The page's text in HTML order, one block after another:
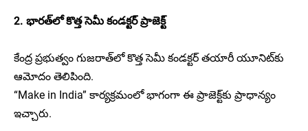
2. భారత్‌లో కొత్త సెమీ కండక్టర్ ప్రాజెక్ట్
కేంద్ర ప్రభుత్వం గుజరాత్‌లో కొత్త సెమీ కండక్టర్ తయారీ యూనిట్‌కు
ఆమోదం తెలిపింది.
“Make in India” కార్యక్రమంలో భాగంగా ఈ ప్రాజెక్ట్‌కు ప్రాధాన్యం
ఇచ్చారు.